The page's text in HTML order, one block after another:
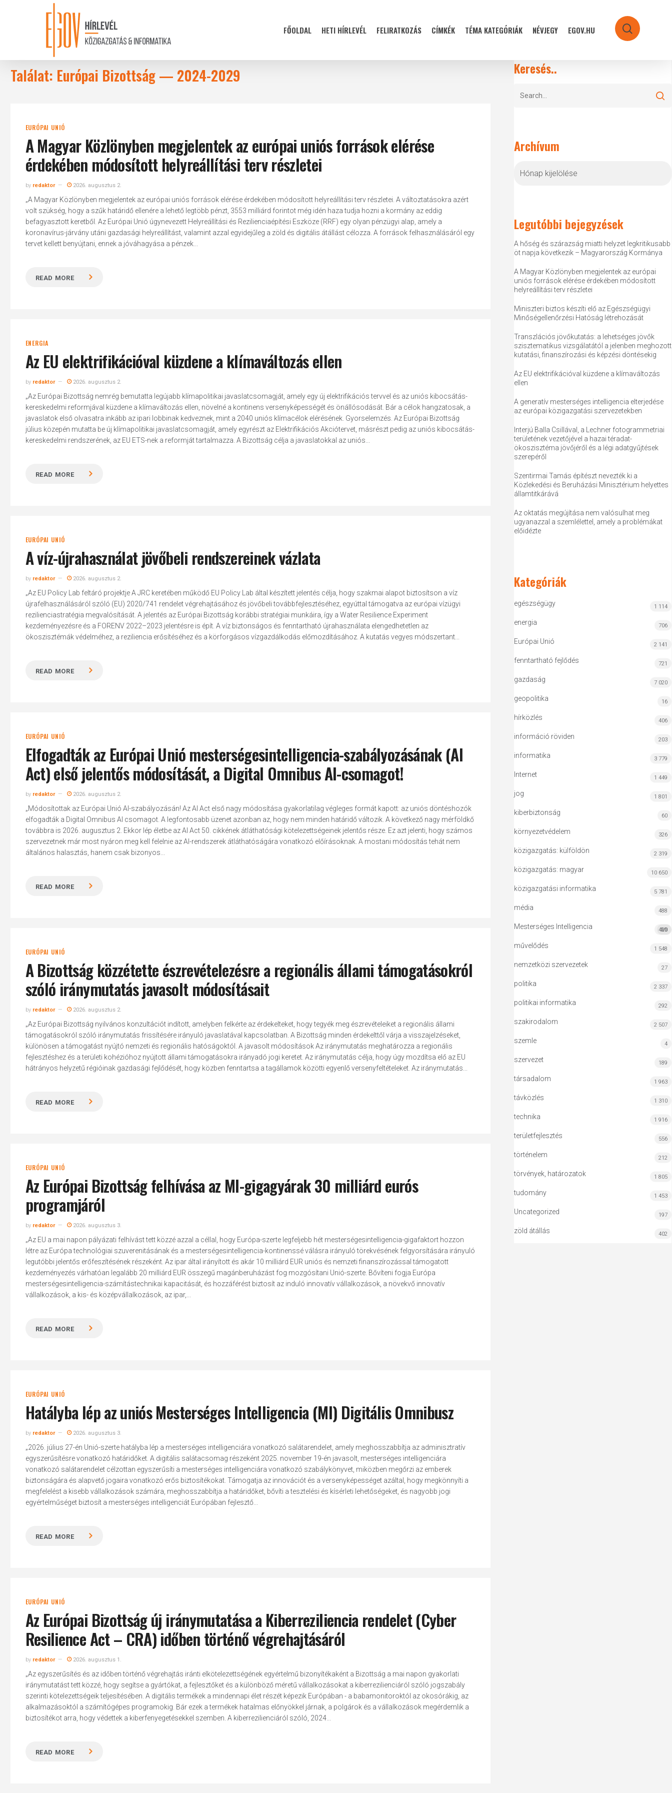
Hit enter to search or ESC to close
FŐOLDAL HETI HÍRLEVÉL FELIRATKOZÁS CÍMKÉK TÉMA KATEGÓRIÁK NÉVJEGY EGOV.HU search
Találat: Európai Bizottság — 2024-2029
EURÓPAI UNIÓ
A Magyar Közlönyben megjelentek az európai uniós források elérése
érdekében módosított helyreállítási terv részletei
by redaktor 2026. augusztus 2.
„A Magyar Közlönyben megjelentek az európai uniós források elérése érdekében módosított helyreállítási terv részletei. A változtatásokra azért
volt szükség, hogy a szűk határidő ellenére a lehető legtöbb pénzt, 3553 milliárd forintot még idén haza tudja hozni a kormány az eddig
befagyasztott keretből. Az Európai Unió úgynevezett Helyreállítási és Rezilienciaépítési Eszköze (RRF) egy olyan pénzügyi alap, amely a
koronavírus-járvány utáni gazdasági helyreállítást, valamint azzal egyidejűleg a zöld és digitális átállást célozza. A források felhasználásáról egy
tervet kellett benyújtani, ennek a jóváhagyása a pénzek...
READ MORE
ENERGIA
Az EU elektrifikációval küzdene a klímaváltozás ellen
by redaktor 2026. augusztus 2.
„Az Európai Bizottság nemrég bemutatta legújabb klímapolitikai javaslatcsomagját, amely egy új elektrifikációs tervvel és az uniós kibocsátás-
kereskedelmi reformjával küzdene a klímaváltozás ellen, növelné a kontinens versenyképességét és önállósodását. Bár a célok hangzatosak, a
javaslatok első olvasatra inkább az ipari lobbinak kedveznek, mint a 2040 uniós klímacélok elérésének. Gyorselemzés. Az Európai Bizottság
július közepén mutatta be új klímapolitikai javaslatcsomagját, amely egyrészt az Elektrifikációs Akciótervet, másrészt pedig az uniós kibocsátás-
kereskedelmi rendszerének, az EU ETS-nek a reformját tartalmazza. A Bizottság célja a javaslatokkal az uniós...
READ MORE
EURÓPAI UNIÓ
A víz-újrahasználat jövőbeli rendszereinek vázlata
by redaktor 2026. augusztus 2.
„Az EU Policy Lab feltáró projektje A JRC keretében működő EU Policy Lab által készített jelentés célja, hogy szakmai alapot biztosítson a víz
újrafelhasználásáról szóló (EU) 2020/741 rendelet végrehajtásához és jövőbeli továbbfejlesztéséhez, egyúttal támogatva az európai vízügyi
rezilienciastratégia megvalósítását. A jelentés az Európai Bizottság korábbi stratégiai munkáira, így a Water Resilience Experiment
kezdeményezésre és a FORENV 2022–2023 jelentésre is épít. A víz biztonságos és fenntartható újrahasználata elengedhetetlen az
ökoszisztémák védelméhez, a reziliencia erősítéséhez és a körforgásos vízgazdálkodás előmozdításához. A kutatás vegyes módszertant...
READ MORE
EURÓPAI UNIÓ
Elfogadták az Európai Unió mesterségesintelligencia-szabályozásának (AI
Act) első jelentős módosítását, a Digital Omnibus AI-csomagot!
by redaktor 2026. augusztus 2.
„Módosítottak az Európai Unió AI-szabályozásán! Az AI Act első nagy módosítása gyakorlatilag végleges formát kapott: az uniós döntéshozók
elfogadták a Digital Omnibus AI csomagot. A legfontosabb üzenet azonban az, hogy nem minden határidő változik. A következő nagy mérföldkő
továbbra is 2026. augusztus 2. Ekkor lép életbe az AI Act 50. cikkének átláthatósági kötelezettségeinek jelentős része. Ez azt jelenti, hogy számos
szervezetnek már most nyáron meg kell felelnie az AI-rendszerek átláthatóságára vonatkozó előírásoknak. A mostani módosítás tehát nem
általános halasztás, hanem csak bizonyos...
READ MORE
EURÓPAI UNIÓ
A Bizottság közzétette észrevételezésre a regionális állami támogatásokról
szóló iránymutatás javasolt módosításait
by redaktor 2026. augusztus 2.
„Az Európai Bizottság nyilvános konzultációt indított, amelyben felkérte az érdekelteket, hogy tegyék meg észrevételeiket a regionális állami
támogatásokról szóló iránymutatás frissítésére irányuló javaslatával kapcsolatban. A Bizottság minden érdekelttől várja a visszajelzéseket,
különösen a támogatást nyújtó nemzeti és regionális hatóságoktól. A javasolt módosítások Az iránymutatás meghatározza a regionális
fejlesztéshez és a területi kohézióhoz nyújtott állami támogatásokra irányadó jogi keretet. Az iránymutatás célja, hogy úgy mozdítsa elő az EU
hátrányos helyzetű régióinak gazdasági fejlődését, hogy közben fenntartsa a tagállamok közötti egyenlő versenyfeltételeket. Az iránymutatás...
READ MORE
EURÓPAI UNIÓ
Az Európai Bizottság felhívása az MI-gigagyárak 30 milliárd eurós
programjáról
by redaktor 2026. augusztus 3.
„Az EU a mai napon pályázati felhívást tett közzé azzal a céllal, hogy Európa-szerte legfeljebb hét mesterségesintelligencia-gigafaktort hozzon
létre az Európa technológiai szuverenitásának és a mesterségesintelligencia-kontinenssé válásra irányuló törekvésének felgyorsítására irányuló
legutóbbi jelentős erőfeszítésének részeként. Az ipar által irányított és akár 10 milliárd EUR uniós és nemzeti finanszírozással támogatott
kezdeményezés várhatóan legalább 20 milliárd EUR összegű magánberuházást fog mozgósítani Unió-szerte. Bővíteni fogja Európa
mesterségesintelligencia-számítástechnikai kapacitását, és hozzáférést biztosít az induló innovatív vállalkozások, a növekvő innovatív
vállalkozások, a kis- és középvállalkozások, az ipar,...
READ MORE
EURÓPAI UNIÓ
Hatályba lép az uniós Mesterséges Intelligencia (MI) Digitális Omnibusz
by redaktor 2026. augusztus 3.
„2026. július 27-én Unió-szerte hatályba lép a mesterséges intelligenciára vonatkozó salátarendelet, amely meghosszabbítja az adminisztratív
egyszerűsítésre vonatkozó határidőket. A digitális salátacsomag részeként 2025. november 19-én javasolt, mesterséges intelligenciára
vonatkozó salátarendelet célzottan egyszerűsíti a mesterséges intelligenciára vonatkozó szabálykönyvet, miközben megőrzi az emberek
biztonságára és alapvető jogaira vonatkozó erős biztosítékokat. Támogatja az innovációt és a versenyképességet azáltal, hogy megkönnyíti a
megfelelést a kisebb vállalkozások számára, meghosszabbítja a határidőket, bővíti a tesztelési és kísérleti lehetőségeket, és nagyobb jogi
egyértelműséget biztosít a mesterséges intelligenciát Európában fejlesztő...
READ MORE
EURÓPAI UNIÓ
Az Európai Bizottság új iránymutatása a Kiberreziliencia rendelet (Cyber
Resilience Act – CRA) időben történő végrehajtásáról
by redaktor 2026. augusztus 1.
„Az egyszerűsítés és az időben történő végrehajtás iránti elkötelezettségének egyértelmű bizonyítékaként a Bizottság a mai napon gyakorlati
iránymutatást tett közzé, hogy segítse a gyártókat, a fejlesztőket és a különböző méretű vállalkozásokat a kiberrezilienciáról szóló jogszabály
szerinti kötelezettségeik teljesítésében. A digitális termékek a mindennapi élet részét képezik Európában - a babamonitoroktól az okosórákig, az
alkalmazásoktól a számítógépes programokig. Bár ezek a termékek hatalmas előnyökkel járnak, a polgárok és a vállalkozások megérdemlik a
biztosítékot arra, hogy védettek a kiberfenyegetésekkel szemben. A kiberrezilienciáról szóló, 2024...
READ MORE
Keresés..
Archívum
Legutóbbi bejegyzések
A hőség és szárazság miatti helyzet legkritikusabb
öt napja következik – Magyarország Kormánya
A Magyar Közlönyben megjelentek az európai
uniós források elérése érdekében módosított
helyreállítási terv részletei
Miniszteri biztos készíti elő az Egészségügyi
Minőségellenőrzési Hatóság létrehozását
Transzlációs jövőkutatás: a lehetséges jövők
szisztematikus vizsgálatától a jelenben meghozott
kutatási, finanszírozási és képzési döntésekig
Az EU elektrifikációval küzdene a klímaváltozás
ellen
A generatív mesterséges intelligencia elterjedése
az európai közigazgatási szervezetekben
Interjú Balla Csillával, a Lechner fotogrammetriai
területének vezetőjével a hazai téradat-
ökoszisztéma jövőjéről és a légi adatgyűjtések
szerepéről
Szentirmai Tamás építészt nevezték ki a
Közlekedési és Beruházási Minisztérium helyettes
államtitkárává
Az oktatás megújítása nem valósulhat meg
ugyanazzal a szemlélettel, amely a problémákat
előidézte
Kategóriák
egészségügy 1 114
energia 706
Európai Unió 2 141
fenntartható fejlődés 721
gazdaság 7 020
geopolitika 16
hírközlés 406
információ röviden 203
informatika 3 779
Internet 1 449
jog 1 801
kiberbiztonság 60
környezetvédelem 326
közigazgatás: külföldön 2 319
közigazgatás: magyar 10 650
közigazgatási informatika 5 781
média 488
Mesterséges Intelligencia MI
420
művelődés 1 548
nemzetközi szervezetek 27
politika 2 337
politikai informatika 292
szakirodalom 2 507
szemle 4
szervezet 189
társadalom 1 963
távközlés 1 310
technika 1 916
területfejlesztés 556
történelem 212
törvények, határozatok 1 805
tudomány 1 453
Uncategorized 197
zöld átállás 402